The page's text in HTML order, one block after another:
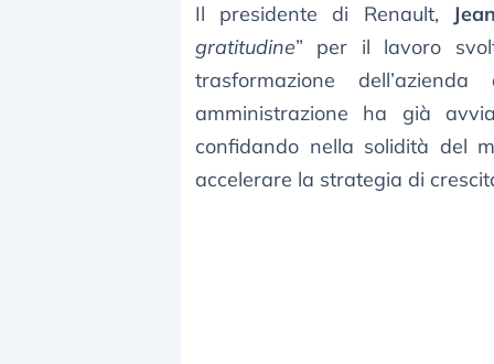
Il presidente di Renault,
gratitudine” per il lavoro
trasformazione
amministrazione ha già
confidando nella solidità del
accelerare la strategia di